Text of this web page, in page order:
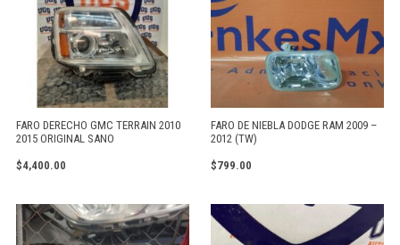
FARO DERECHO GMC TERRAIN 2010
2015 ORIGINAL SANO
$4,400.00
FARO DE NIEBLA DODGE RAM 2009 –
2012 (TW)
$799.00